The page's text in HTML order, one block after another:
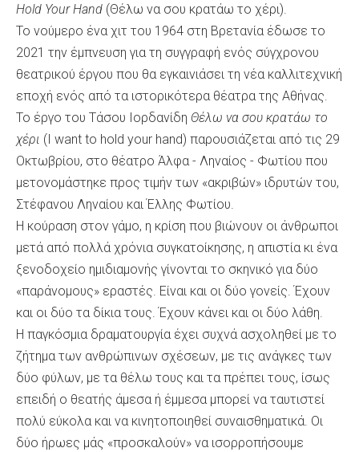
Hold Your Hand (Θέλω να σου κρατάω το χέρι).
Το νούμερο ένα χιτ του 1964 στη Βρετανία έδωσε το
2021 την έμπνευση για τη συγγραφή ενός σύγχρονου
θεατρικού έργου που θα εγκαινιάσει τη νέα καλλιτεχνική
εποχή ενός από τα ιστορικότερα θέατρα της Αθήνας.
Το έργο του Τάσου Ιορδανίδη Θέλω να σου κρατάω το
χέρι (I want to hold your hand) παρουσιάζεται από τις 29
Οκτωβρίου, στο θέατρο Άλφα - Ληναίος - Φωτίου που
μετονομάστηκε προς τιμήν των «ακριβών» ιδρυτών του,
Στέφανου Ληναίου και Έλλης Φωτίου.
Η κούραση στον γάμο, η κρίση που βιώνουν οι άνθρωποι
μετά από πολλά χρόνια συγκατοίκησης, η απιστία κι ένα
ξενοδοχείο ημιδιαμονής γίνονται το σκηνικό για δύο
«παράνομους» εραστές. Είναι και οι δύο γονείς. Έχουν
και οι δύο τα δίκια τους. Έχουν κάνει και οι δύο λάθη.
Η παγκόσμια δραματουργία έχει συχνά ασχοληθεί με το
ζήτημα των ανθρώπινων σχέσεων, με τις ανάγκες των
δύο φύλων, με τα θέλω τους και τα πρέπει τους, ίσως
επειδή ο θεατής άμεσα ή έμμεσα μπορεί να ταυτιστεί
πολύ εύκολα και να κινητοποιηθεί συναισθηματικά. Οι
δύο ήρωες μάς «προσκαλούν» να ισορροπήσουμε